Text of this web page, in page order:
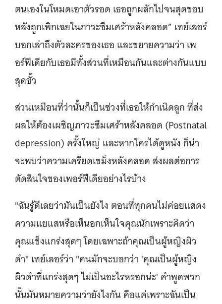
ตนเองในโหมดเอาตัวรอด เธอถูกผลักไปจนสุดขอบ
หลังถูกเพิกเฉยในภาวะซึมเศร้าหลังคลอด” เทย์เลอร์
บอกเล่าถึงตัวละครของเธอ และขยายความว่า เพ
อร์ฟีเดียกับเธอมีทั้งส่วนที่เหมือนกันและต่างกันแบบ
สุดขั้ว
ส่วนเหมือนที่ว่านั้นก็เป็นช่วงที่เธอให้กำเนิดลูก ที่ส่ง
ผลให้ต้องเผชิญภาวะซึมเศร้าหลังคลอด (Postnatal
depression) ครั้งใหญ่ และหากใครได้ดูหนัง ก็น่า
จะพบว่าความเครียดเขม็งหลังคลอด ส่งผลต่อการ
ตัดสินใจของเพอร์ฟีเดียอย่างไรบ้าง
"ฉันรู้ดีเลยว่ามันเป็นยังไง ตอนที่ทุกคนไม่ค่อยแสดง
ความแยแสหรือเห็นอกเห็นใจคุณนักเพราะคิดว่า
คุณแข็งแกร่งสุดๆ โดยเฉพาะถ้าคุณเป็นผู้หญิงผิว
ดำ" เทย์เลอร์ว่า "คนมักจะบอกว่า 'คุณเป็นผู้หญิง
ผิวดำที่แกร่งสุดๆ ไม่เป็นอะไรหรอกน่ะ' คำพูดพวก
นั้นมันหมายความว่ายังไงกัน คือแค่เพราะฉันเป็น